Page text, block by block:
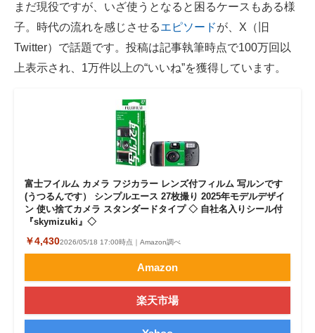
ITの今と未来を見通す
スマホと通信の最新トレンド
進化するPCとデバイスの未来
好きが集まる 比べて選べる
ビジネスと働き方のヒント
AI活用のいまが分かる
企業ITのトレンドを詳説
経営リーダーのコミュニティ
マーケ×ITの今がよく分かる
ITエンジニア向け専門サイト
企業向けIT製品の総合サイト
まだ現役ですが、いざ使うとなると困るケースもある様
子。時代の流れを感じさせるエピソードが、X（旧
Twitter）で話題です。投稿は記事執筆時点で100万回以
上表示され、1万件以上の“いいね”を獲得しています。
富士フイルム カメラ フジカラー レンズ付フィルム 写ルンです
(うつるんです） シンプルエース 27枚撮り 2025年モデルデザイ
ン 使い捨てカメラ スタンダードタイプ ◇ 自社名入りシール付
『skymizuki』◇
￥4,4302026/05/18 17:00時点｜Amazon調べ
Amazon
楽天市場